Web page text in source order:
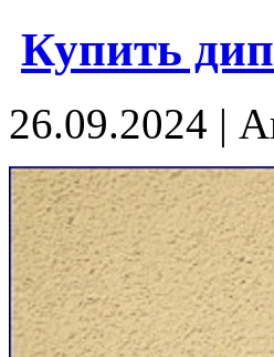
Купить
26.09.2024 |